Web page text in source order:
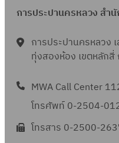
การประปานครหลวง สำ
การประปานครหลวง
ทุ่งสองห้อง เขตหลัก
MWA Call Center
โทรศัพท์ 0-2504-
โทรสาร 0-2500-